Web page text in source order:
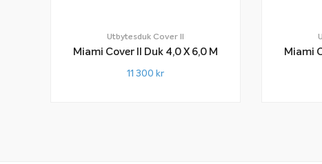
Utbytesduk Cover II
Miami Cover II Duk 4,0 X 6,0 M
11 300 kr